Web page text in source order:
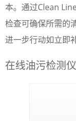
本。通过Clean
检查可确保所需的
进一步行动如立即
在线油污检测